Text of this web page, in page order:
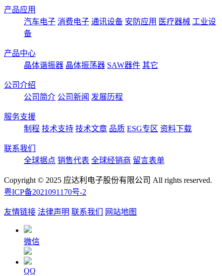
产品应用
汽车电子 消费电子 通讯设备 安防应用 医疗器械 工业设
备
产品中心
晶体谐振器 晶体振荡器 SAW器件 其它
公司介绍
公司简介 公司新闻 发展历程
服务支援
制程 技术支持 技术文章 品质 ESG专区 资料下载
联系我们
全球据点 销售代表 全球经销商 留言表单
Copyright © 2025 应达利电子股份有限公司 All rights reserved.
粤ICP备2021091170号-2
友情链接 法律声明 联系我们 网站地图
微信
QQ